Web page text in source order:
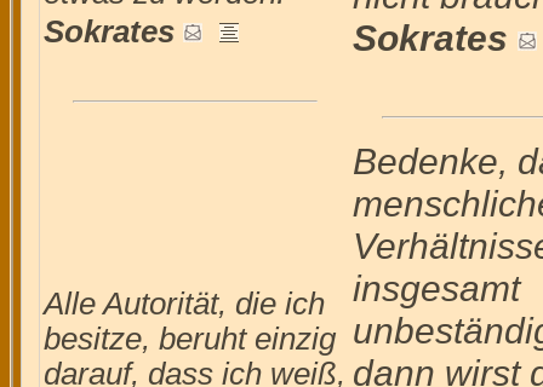
Sokrates
Sokrates
Alle Autorität, die ich
besitze, beruht einzig
darauf, dass ich weiß,
Bedenke,
insgesamt
dann wirst